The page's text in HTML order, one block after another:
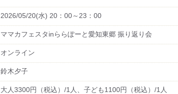
2026/05/20(水) 20：00～23：00
ママカフェスタinららぽーと愛知東郷 振り返り会
オンライン
鈴木夕子
大人3300円（税込）/1人、子ども1100円（税込）/1人